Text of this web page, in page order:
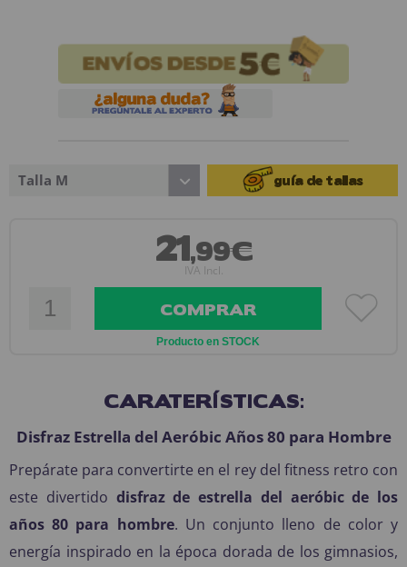
Talla M guía de tallas
21,99€
IVA Incl.
COMPRAR
Producto en STOCK
CARATERÍSTICAS:
Disfraz Estrella del Aeróbic Años 80 para Hombre
Prepárate para convertirte en el rey del fitness retro con
este divertido disfraz de estrella del aeróbic de los
años 80 para hombre. Un conjunto lleno de color y
energía inspirado en la época dorada de los gimnasios,